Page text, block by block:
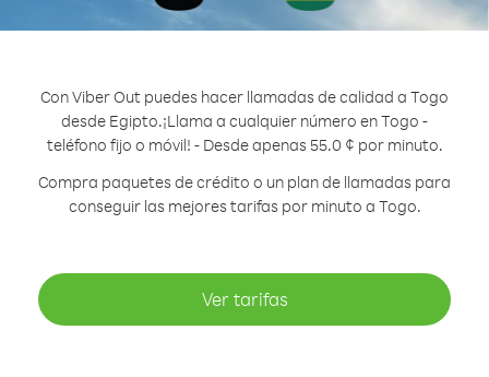
Con Viber Out puedes hacer llamadas de calidad a Togo
desde Egipto.¡Llama a cualquier número en Togo -
teléfono fijo o móvil! - Desde apenas 55.0 ¢ por minuto.
Compra paquetes de crédito o un plan de llamadas para
conseguir las mejores tarifas por minuto a Togo.
Ver tarifas